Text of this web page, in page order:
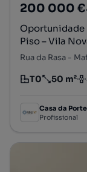
200 000 €
Oportunidade
Piso – Vila
Tipologia
T0
Preço por50 m²
Andar
Casa da
Profissional